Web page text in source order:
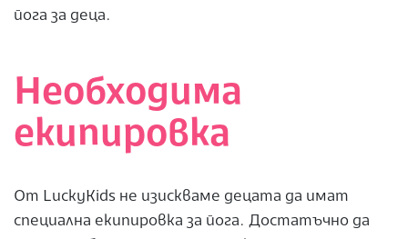
йога за деца.
Необходима
екипировка
От LuckyKids не изискваме децата да имат
специална екипировка за йога. Достатъчно да